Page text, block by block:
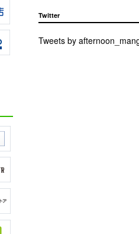
Twitter
Tweets by